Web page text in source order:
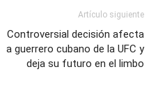
Artículo siguiente
Controversial decisión afecta
a guerrero cubano de la UFC y
deja su futuro en el limbo